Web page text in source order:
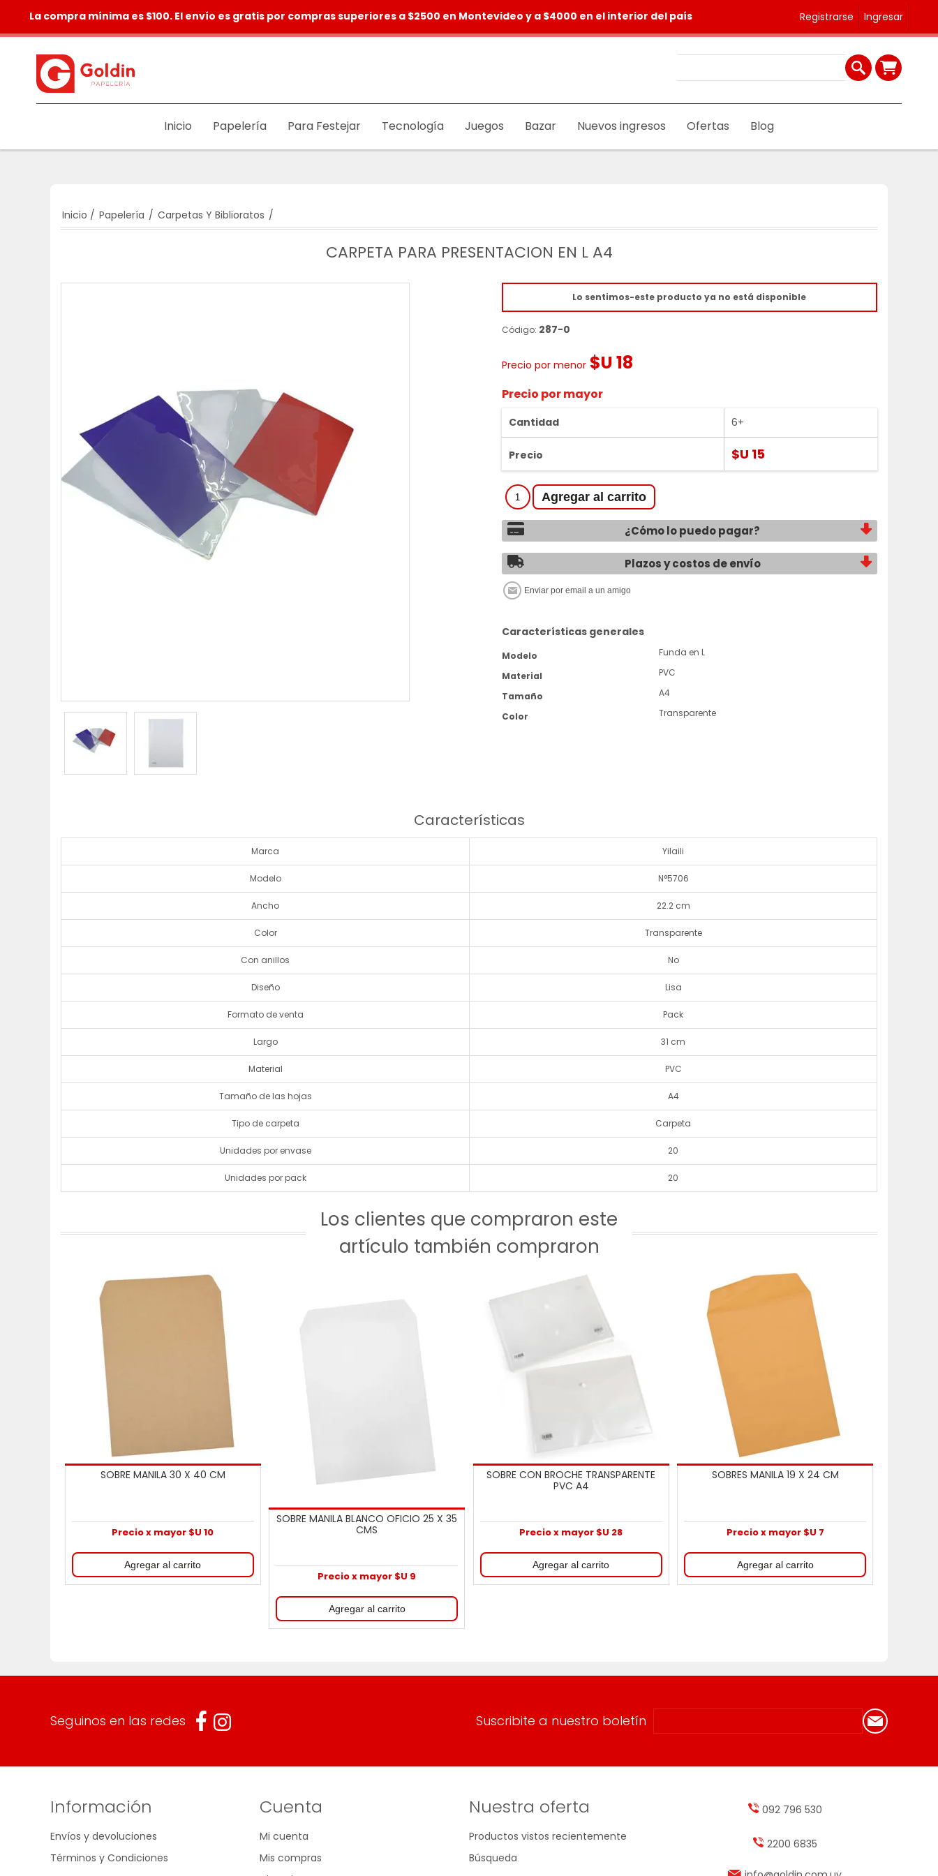
Registrarse Ingresar
La compra mínima es $100. El envío es gratis por compras superiores a $2500 en Montevideo y a $4000 en el interior del país
Inicio Papelería Para Festejar Tecnología Juegos Bazar Nuevos ingresos Ofertas Blog
Inicio / Papelería / Carpetas Y Biblioratos /
CARPETA PARA PRESENTACION EN L A4
Lo sentimos-este producto ya no está disponible
Código: 287-0
Precio por menor $U 18
Precio por mayor
Cantidad 6+
Precio $U 15
¿Cómo lo puedo pagar?
Plazos y costos de envío
Características generales
Modelo
Funda en L
Material
PVC
Tamaño
A4
Color
Transparente
Características
Marca Yilaili
Modelo N°5706
Ancho 22.2 cm
Color Transparente
Con anillos No
Diseño Lisa
Formato de venta Pack
Largo 31 cm
Material PVC
Tamaño de las hojas A4
Tipo de carpeta Carpeta
Unidades por envase 20
Unidades por pack 20
Los clientes que compraron este
artículo también compraron
SOBRE MANILA 30 X 40 CM
Precio x mayor $U 10
SOBRE MANILA BLANCO OFICIO 25 X 35
CMS
Precio x mayor $U 9
SOBRE CON BROCHE TRANSPARENTE
PVC A4
Precio x mayor $U 28
SOBRES MANILA 19 X 24 CM
Precio x mayor $U 7
Seguinos en las redes Suscribite a nuestro boletín
Información
Envíos y devoluciones
Términos y Condiciones
Cuenta
Mi cuenta
Mis compras
Nuestra oferta
Productos vistos recientemente
Búsqueda
092 796 530
2200 6835